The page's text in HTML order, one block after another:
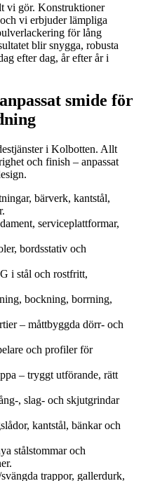
vi gör. Konstruktioner
vi erbjuder lämpliga
för lång
blir snygga, robusta
efter dag, år efter år i
smide för
i Kolbotten. Allt
och finish – anpassat
bärverk, kantstål,
serviceplattformar,
bordsstativ och
i stål och rostfritt,
bockning, borrning,
– måttbyggda dörr- och
och profiler för
– tryggt utförande, rätt
, slag- och skjutgrindar
kantstål, bänkar och
stålstommar och
trappor, gallerdurk,